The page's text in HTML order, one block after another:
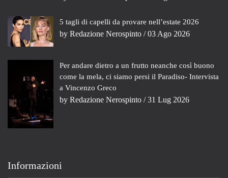
5 tagli di capelli da provare nell’estate 2026
by Redazione Nerospinto / 03 Ago 2026
Per andare dietro a un frutto neanche così buono
come la mela, ci siamo persi il Paradiso- Intervista
a Vincenzo Greco
by Redazione Nerospinto / 31 Lug 2026
Informazioni